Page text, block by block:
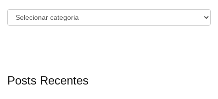
Categorias
Posts Recentes